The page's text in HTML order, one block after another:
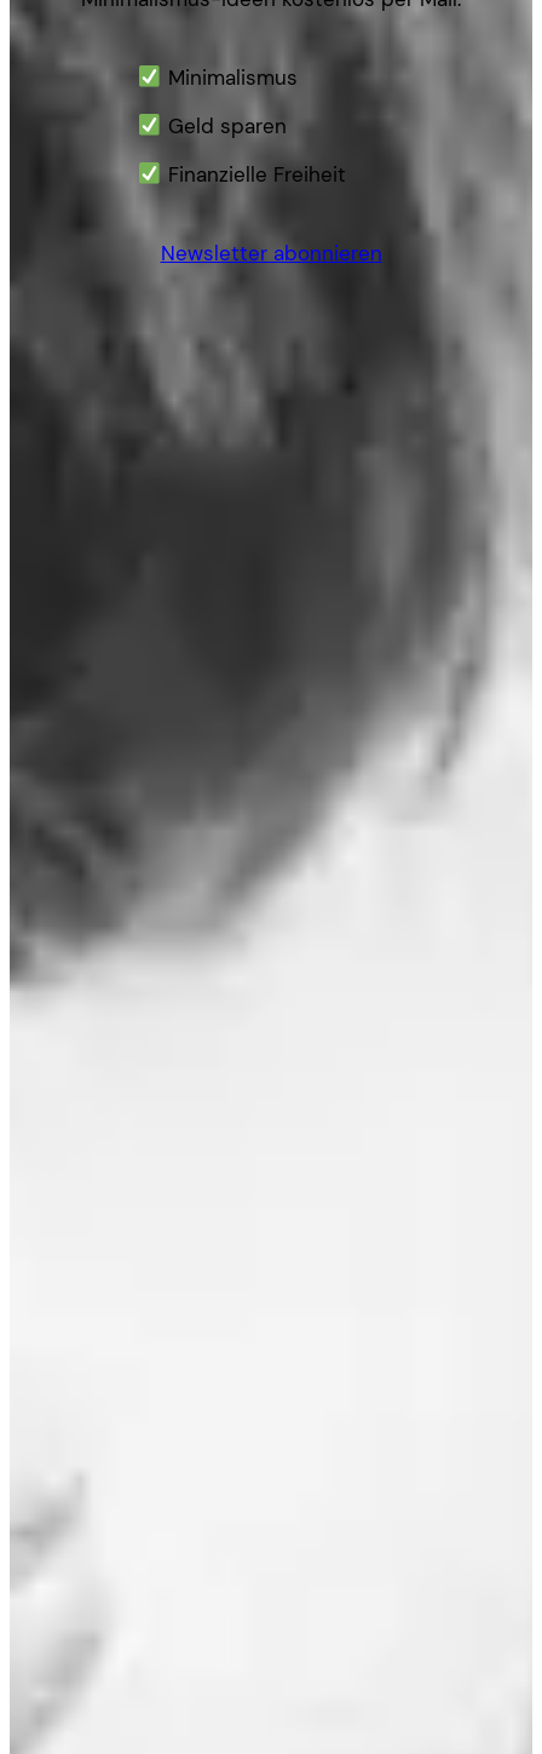
Minimalismus
Geld sparen
Finanzielle Freiheit
Newsletter abonnieren